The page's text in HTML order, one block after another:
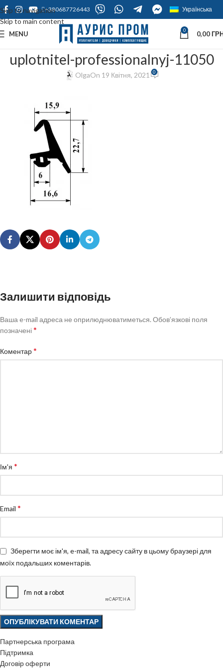
Skip to navigation
Skip to main content
+380687726443 Українська
MENU 0 0,00
uplotnitel-professionalnyj-11050
OlgaOn 19 Квітня, 2021 0
Залишити відповідь
Ваша e-mail адреса не оприлюднюватиметься. Обов’язкові поля
позначені*
Коментар*
Ім'я *
Email *
Зберегти моє ім'я, e-mail, та адресу сайту в цьому браузері для
моїх подальших коментарів.
Партнерська програма
Підтримка
Договір оферти